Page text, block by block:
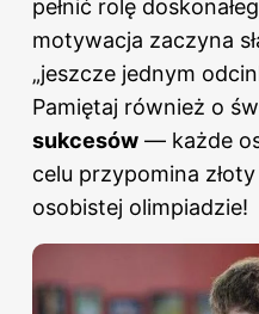
pełnić rolę
motywacja zaczyna
„jeszcze jednym
Pamiętaj również o
sukcesów — każde
celu przypomina
osobistej olimpiadzie!